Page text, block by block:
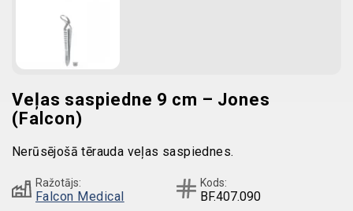
Veļas saspiedne 9 cm – Jones
(Falcon)
Nerūsējošā tērauda veļas saspiednes.
Ražotājs:
Falcon Medical
Kods:
BF.407.090